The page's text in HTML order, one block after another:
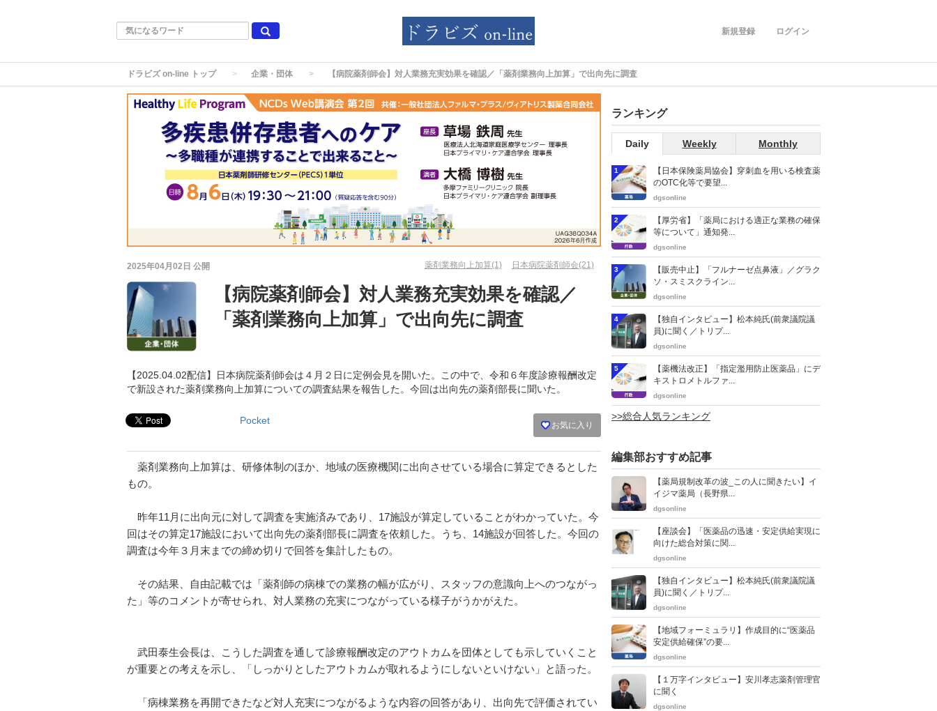
ログイン
新規登録
ドラビズ on-line トップ 企業・団体 【病院薬剤師会】対人業務充実効果を確認／「薬剤業務向上加算」で出向先に調査
2025年04月02日 公開 薬剤業務向上加算(1) 日本病院薬剤師会(21)
【病院薬剤師会】対人業務充実効果を確認／
「薬剤業務向上加算」で出向先に調査
【2025.04.02配信】日本病院薬剤師会は４月２日に定例会見を開いた。この中で、令和６年度診療報酬改定
で新設された薬剤業務向上加算についての調査結果を報告した。今回は出向先の薬剤部長に聞いた。
お気に入り
Pocket
薬剤業務向上加算は、研修体制のほか、地域の医療機関に出向させている場合に算定できるとした
もの。
昨年11月に出向元に対して調査を実施済みであり、17施設が算定していることがわかっていた。今
回はその算定17施設において出向先の薬剤部長に調査を依頼した。うち、14施設が回答した。今回の
調査は今年３月末までの締め切りで回答を集計したもの。
その結果、自由記載では「薬剤師の病棟での業務の幅が広がり、スタッフの意識向上へのつながっ
た」等のコメントが寄せられ、対人業務の充実につながっている様子がうかがえた。
武田泰生会長は、こうした調査を通して診療報酬改定のアウトカムを団体としても示していくこと
が重要との考えを示し、「しっかりとしたアウトカムが取れるようにしないといけない」と語った。
「病棟業務を再開できたなど対人充実につながるような内容の回答があり、出向先で評価されてい
ランキング
Daily Weekly Monthly
1
【日本保険薬局協会】穿刺血を用いる検査薬
のOTC化等で要望...
dgsonline
2
【厚労省】「薬局における適正な業務の確保
等について」通知発...
dgsonline
3
【販売中止】「フルナーゼ点鼻液」／グラク
ソ・スミスクライン...
dgsonline
4
【独自インタビュー】松本純氏(前衆議院議
員)に聞く／トリプ...
dgsonline
5
【薬機法改正】「指定濫用防止医薬品」にデ
キストロメトルファ...
dgsonline
>>総合人気ランキング
編集部おすすめ記事
【薬局規制改革の波_この人に聞きたい】イ
イジマ薬局（長野県...
dgsonline
【座談会】「医薬品の迅速・安定供給実現に
向けた総合対策に関...
dgsonline
【独自インタビュー】松本純氏(前衆議院議
員)に聞く／トリプ...
dgsonline
【地域フォーミュラリ】作成目的に“医薬品
安定供給確保”の要...
dgsonline
【１万字インタビュー】安川孝志薬剤管理官
に聞く
dgsonline